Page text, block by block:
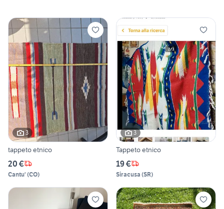
3
tappeto etnico
20 €
Cantu' (CO)
3
Tappeto etnico
19 €
Siracusa (SR)